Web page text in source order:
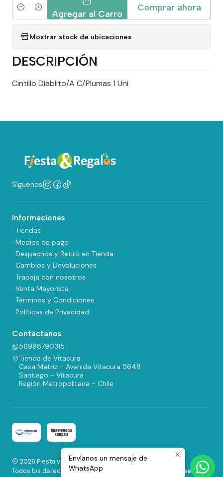
Cantidad Agregar al Carro
Comprar ahora
Mostrar stock de ubicaciones
DESCRIPCIÓN
Cintillo Diablito/A C/Plumas 1 Uni
Síguenos
Informaciones
· Tiendas
· Medios de pago
· Despachos y Retiro en Tienda
· Cambios y Devoluciones
· Trabaja con nosotros
· Venta Mayorista
· Términos y Condiciones
· Políticas de Privacidad
Contáctanos
56998790315
Tienda de Vitacura
Casa Matriz - Avenida Vitacura 5648
Santiago - Vitacura
Región Metropolitana - Chile
2026 Fiesta y Regalos.
Todos los derechos reservados.
Desarrollado por Jumpseller.
Envíanos un mensaje de
WhatsApp